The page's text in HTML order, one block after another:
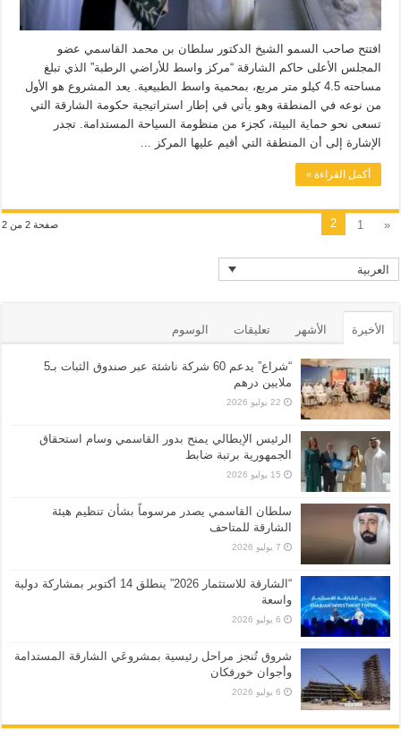
افتتح صاحب السمو الشيخ الدكتور سلطان بن محمد القاسمي عضو
المجلس الأعلى حاكم الشارقة “مركز واسط للأراضي الرطبة” الذي تبلغ
مساحته 4.5 كيلو متر مربع، بمحمية واسط الطبيعية. يعد المشروع هو الأول
من نوعه في المنطقة وهو يأتي في إطار استراتيجية حكومة الشارقة التي
تسعى نحو حماية البيئة، كجزء من منظومة السياحة المستدامة. تجدر
الإشارة إلى أن المنطقة التي أقيم عليها المركز ...
أكمل القراءة »
صفحة 2 من 2 «
1
2
العربية
الأخيرة الأشهر تعليقات الوسوم
“شراع” يدعم 60 شركة ناشئة عبر صندوق الثبات بـ5
ملايين درهم
22 يوليو 2026
الرئيس الإيطالي يمنح بدور القاسمي وسام استحقاق
الجمهورية برتبة ضابط
15 يوليو 2026
سلطان القاسمي يصدر مرسوماً بشأن تنظيم هيئة
الشارقة للمتاحف
7 يوليو 2026
“الشارقة للاستثمار 2026” ينطلق 14 أكتوبر بمشاركة دولية
واسعة
6 يوليو 2026
شروق تُنجز مراحل رئيسية بمشروعَي الشارقة المستدامة
وأجوان خورفكان
6 يوليو 2026